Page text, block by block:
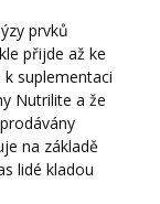
prvků
přijde až ke
suplementaci
Nutrilite a že
na základě
lidé kladou